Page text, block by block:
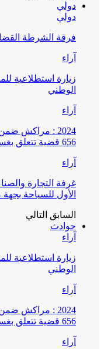
دولي
دولي
فرقة الشرطة
آراء
زيارة استطلاعية
الوطني
آراء
2024 : مراكش
656 قضية تتعلق بغسيل الأموال
آراء
غرفة التجارة
الأول للسياحة
السابق التالي
حوادث
آراء
زيارة استطلاعية
الوطني
آراء
2024 : مراكش
656 قضية تتعلق بغسيل الأموال
آراء